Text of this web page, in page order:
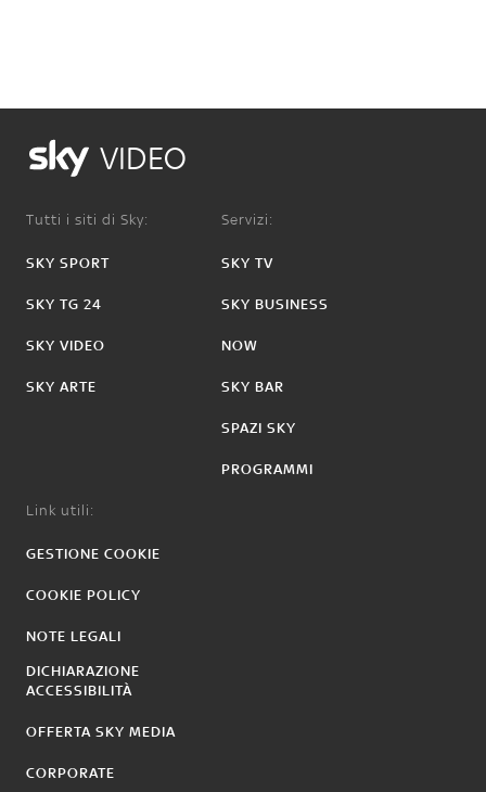
VIDEO
Tutti i siti di Sky:
SKY SPORT
SKY TG 24
SKY VIDEO
SKY ARTE
Servizi:
SKY TV
SKY BUSINESS
NOW
SKY BAR
SPAZI SKY
PROGRAMMI
Link utili:
GESTIONE COOKIE
COOKIE POLICY
NOTE LEGALI
DICHIARAZIONE
ACCESSIBILITÀ
OFFERTA SKY MEDIA
CORPORATE